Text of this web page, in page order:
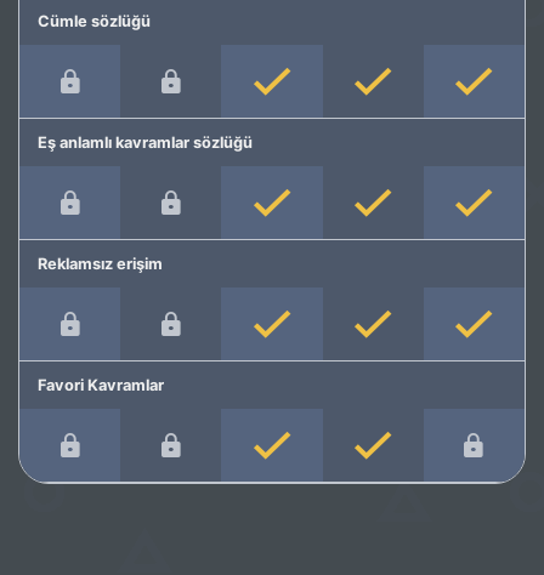
Cümle sözlüğü
Eş anlamlı kavramlar sözlüğü
Reklamsız erişim
Favori Kavramlar